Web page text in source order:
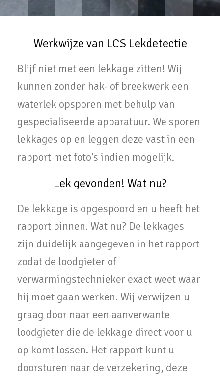
Werkwijze van LCS Lekdetectie
Blijf niet met een lekkage zitten! Wij
kunnen zonder hak- of breekwerk een
waterlek opsporen met behulp van
gespecialiseerde apparatuur. We sporen
lekkages op en leggen deze vast in een
rapport met foto’s indien mogelijk.
Lek gevonden! Wat nu?
De lekkage is opgespoord en u heeft het
rapport binnen. Wat nu? De lekkages
zijn duidelijk aangegeven in het rapport
zodat de loodgieter of
verwarmingstechnieker exact weet waar
hij moet gaan werken. Wij verwijzen u
graag door naar een aanverwante
loodgieter die de lekkage direct voor u
op komt lossen. Het rapport kunt u
doorsturen naar de verzekering, deze